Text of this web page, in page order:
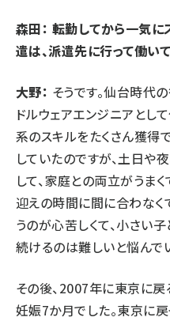
森田： 転勤してから一気に
遣は、派遣先に行って働い
大野： そうです。仙台時代
ドルウェアエンジニアとし
系のスキルをたくさん獲得
していたのですが、土日や
して、家庭との両立がうま
迎えの時間に間に合わなく
うのが心苦しくて、小さい
続けるのは難しいと悩んで
その後、2007年に東京に戻
妊娠7か月でした。東京に